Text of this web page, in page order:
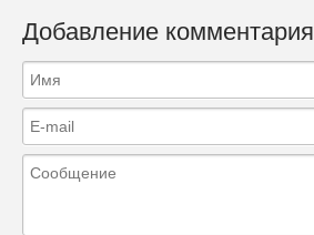
Добавление комментария